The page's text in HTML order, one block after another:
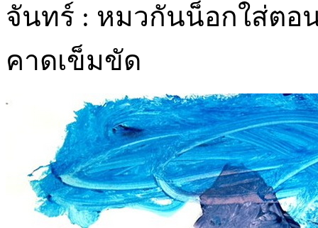
จันทร์ : หมวกันน็อกใส่ตอ
คาดเข็มขัด